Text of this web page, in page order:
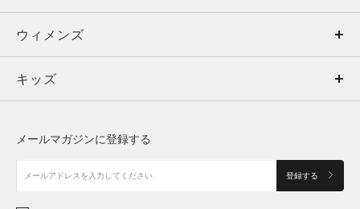
ウィメンズ
キッズ
アクセサリー
トップス
ボトムス
アクセサリー
ウィメンズ
トップス
シューズ
キッズ
メールマガジンに登録する
登録する